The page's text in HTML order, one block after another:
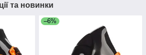
та новинки
–6%